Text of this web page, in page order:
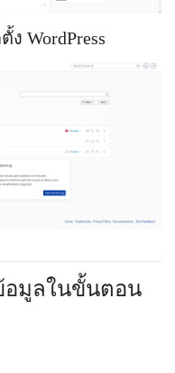
WordPress
อมูลในขั้นตอน